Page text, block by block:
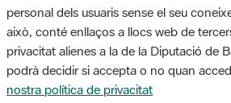
MAPA WEB AVÍS LEGAL ACCESSIBILITAT
Diputació de Barcelona. Edifici Llacuna, 1a
Barcelona. Tel. 934 022 428 /
personal dels usuaris sense el seu
això, conté enllaços a llocs web de
privacitat alienes a la de la Diputació de
podrà decidir si accepta o no quan
nostra política de privacitat